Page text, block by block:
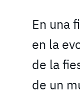
En una
en la
de la
de un